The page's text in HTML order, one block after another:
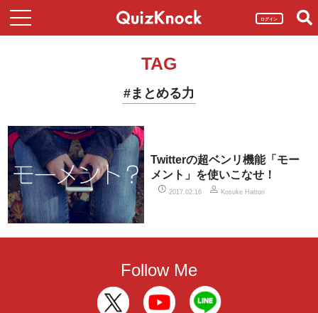
ログイン
TAG
#まとめる力
Twitterの超ベンリ機能「モー
メント」を使いこなせ！
2017.02.16 Kosuke Hattori
Follow Me